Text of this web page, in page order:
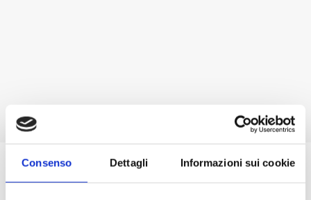
Consenso Dettagli Informazioni sui cookie